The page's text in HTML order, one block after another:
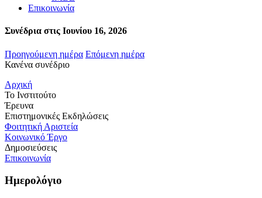
Επικοινωνία
Συνέδρια στις Ιουνίου 16, 2026
Προηγούμενη ημέρα Επόμενη ημέρα
Κανένα συνέδριο
Αρχική
Το Ινστιτούτο
Έρευνα
Επιστημονικές Εκδηλώσεις
Φοιτητική Αριστεία
Κοινωνικό Έργο
Δημοσιεύσεις
Επικοινωνία
Ημερολόγιο